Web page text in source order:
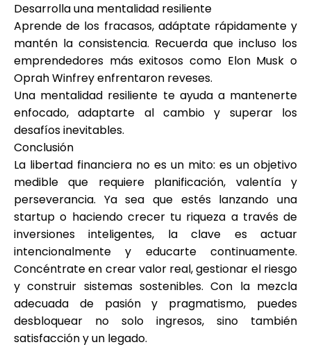
Desarrolla una mentalidad resiliente
Aprende de los fracasos, adáptate rápidamente y
mantén la consistencia. Recuerda que incluso los
emprendedores más exitosos como Elon Musk o
Oprah Winfrey enfrentaron reveses.
Una mentalidad resiliente te ayuda a mantenerte
enfocado, adaptarte al cambio y superar los
desafíos inevitables.
Conclusión
La libertad financiera no es un mito: es un objetivo
medible que requiere planificación, valentía y
perseverancia. Ya sea que estés lanzando una
startup o haciendo crecer tu riqueza a través de
inversiones inteligentes, la clave es actuar
intencionalmente y educarte continuamente.
Concéntrate en crear valor real, gestionar el riesgo
y construir sistemas sostenibles. Con la mezcla
adecuada de pasión y pragmatismo, puedes
desbloquear no solo ingresos, sino también
satisfacción y un legado.